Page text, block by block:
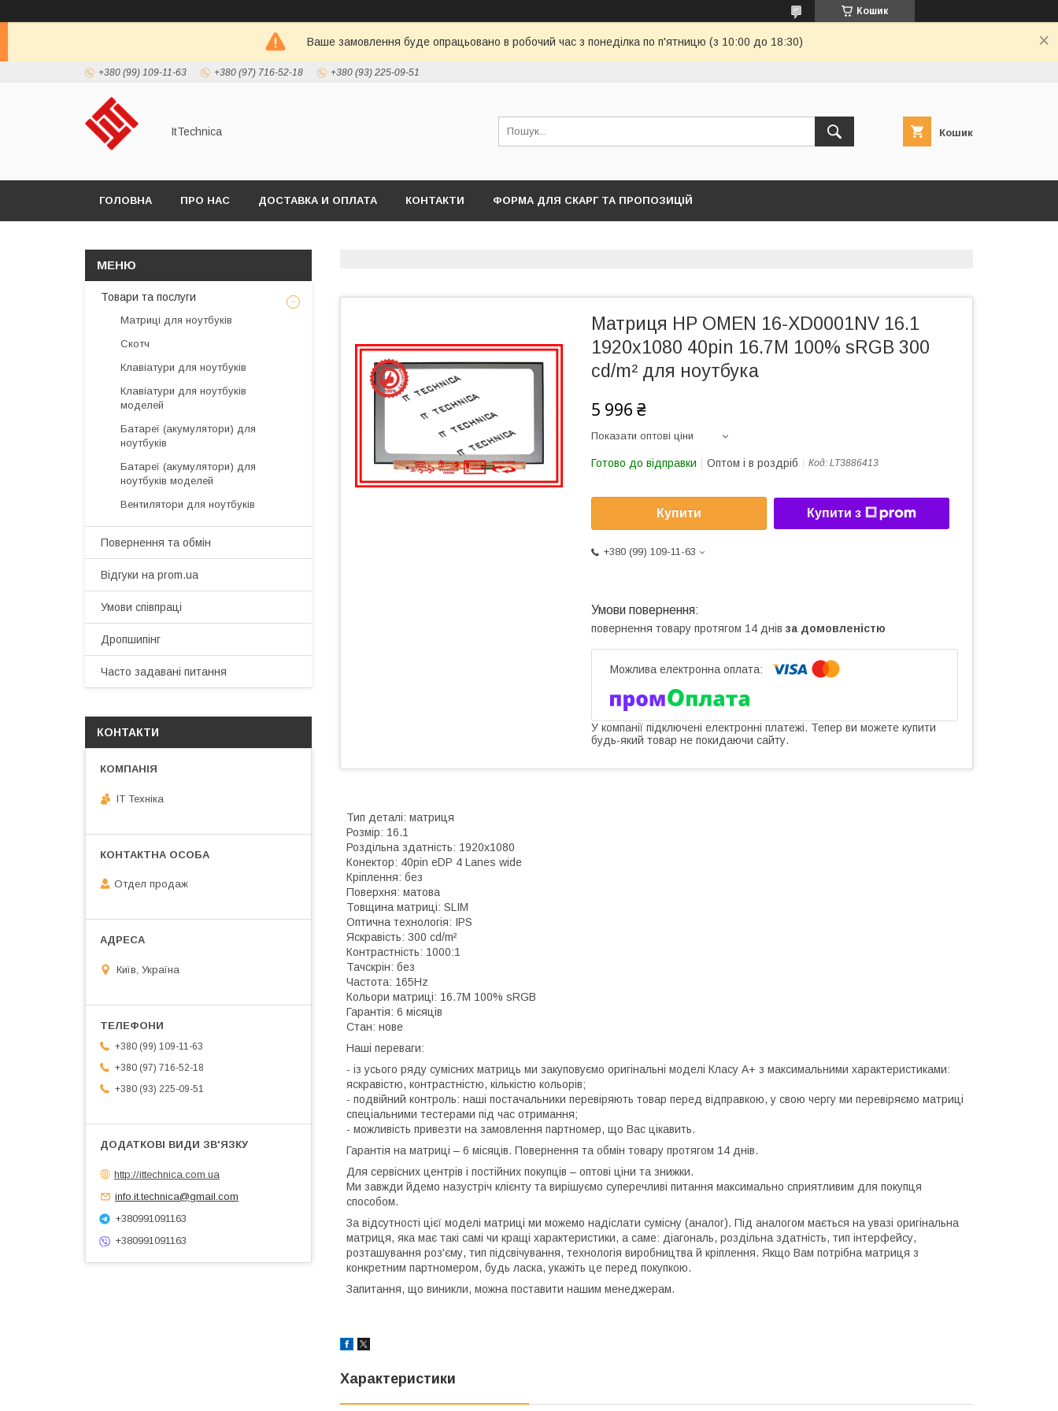
Кошик
Ваше замовлення буде опрацьовано в робочий час з понеділка по п'ятницю (з 10:00 до 18:30)
+380 (99) 109-11-63 +380 (97) 716-52-18 +380 (93) 225-09-51
ItTechnica Кошик
ГОЛОВНА ПРО НАС ДОСТАВКА И ОПЛАТА КОНТАКТИ ФОРМА ДЛЯ СКАРГ ТА ПРОПОЗИЦІЙ
Матриця HP OMEN 16-XD0001NV 16.1
1920x1080 40pin 16.7M 100% sRGB 300
cd/m² для ноутбука
5 996 ₴
Показати оптові ціни
Готово до відправки Оптом і в роздріб Код: LT3886413
Купити Купити з
+380 (99) 109-11-63
повернення товару протягом 14 днів за домовленістю
У компанії підключені електронні платежі. Тепер ви можете купити
будь-який товар не покидаючи сайту.
Тип деталі: матриця
Розмір: 16.1
Роздільна здатність: 1920x1080
Конектор: 40pin eDP 4 Lanes wide
Кріплення: без
Поверхня: матова
Товщина матриці: SLIM
Оптична технологія: IPS
Яскравість: 300 cd/m²
Контрастність: 1000:1
Тачскрін: без
Частота: 165Hz
Кольори матриці: 16.7M 100% sRGB
Гарантія: 6 місяців
Стан: нове
Наші переваги:
- із усього ряду сумісних матриць ми закуповуємо оригінальні моделі Класу А+ з максимальними характеристиками:
яскравістю, контрастністю, кількістю кольорів;
- подвійний контроль: наші постачальники перевіряють товар перед відправкою, у свою чергу ми перевіряємо матриці
спеціальними тестерами під час отримання;
- можливість привезти на замовлення партномер, що Вас цікавить.
Гарантія на матриці – 6 місяців. Повернення та обмін товару протягом 14 днів.
Для сервісних центрів і постійних покупців – оптові ціни та знижки.
Ми завжди йдемо назустріч клієнту та вирішуємо суперечливі питання максимально сприятливим для покупця
способом.
За відсутності цієї моделі матриці ми можемо надіслати сумісну (аналог). Під аналогом мається на увазі оригінальна
матриця, яка має такі самі чи кращі характеристики, а саме: діагональ, роздільна здатність, тип інтерфейсу,
розташування роз'єму, тип підсвічування, технологія виробництва й кріплення. Якщо Вам потрібна матриця з
конкретним партномером, будь ласка, укажіть це перед покупкою.
Запитання, що виникли, можна поставити нашим менеджерам.
Характеристики
Товари та послуги
Матриці для ноутбуків
Скотч
Клавіатури для ноутбуків
Клавіатури для ноутбуків
моделей
Батареї (акумулятори) для
ноутбуків
Батареї (акумулятори) для
ноутбуків моделей
Вентилятори для ноутбуків
Повернення та обмін
Відгуки на prom.ua
Умови співпраці
Дропшипінг
Часто задавані питання
КОНТАКТИ
IT Техніка
Отдел продаж
Київ, Україна
+380 (99) 109-11-63
+380 (97) 716-52-18
+380 (93) 225-09-51
http://ittechnica.com.ua
info.it.technica@gmail.com
+380991091163
+380991091163